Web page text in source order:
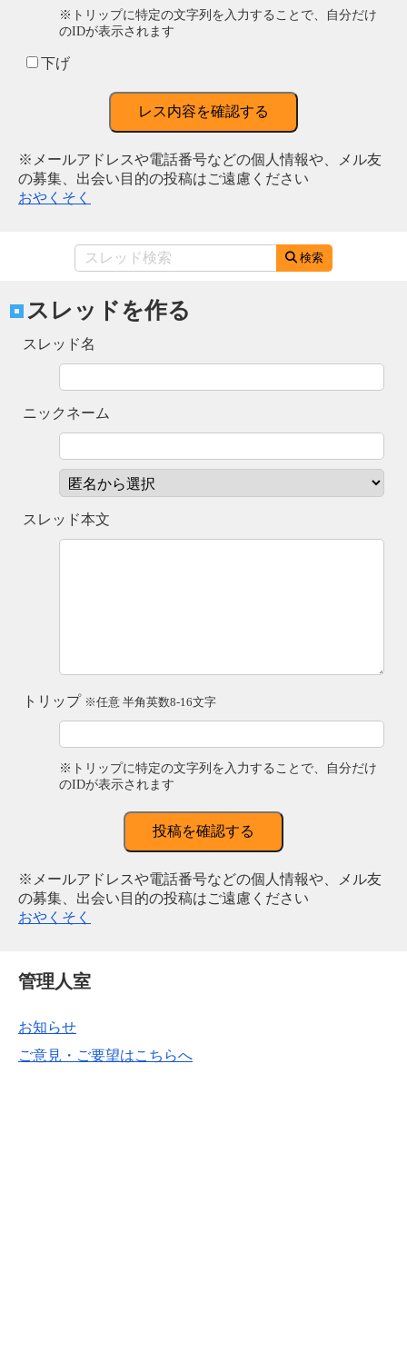
※トリップに特定の文字列を入力することで、自分だけ
のIDが表示されます
下げ
レス内容を確認する
※メールアドレスや電話番号などの個人情報や、メル友
の募集、出会い目的の投稿はご遠慮ください
おやくそく
検索
スレッドを作る
スレッド名
ニックネーム
スレッド本文
トリップ ※任意 半角英数8-16文字
※トリップに特定の文字列を入力することで、自分だけ
のIDが表示されます
投稿を確認する
※メールアドレスや電話番号などの個人情報や、メル友
の募集、出会い目的の投稿はご遠慮ください
おやくそく
管理人室
お知らせ
ご意見・ご要望はこちらへ